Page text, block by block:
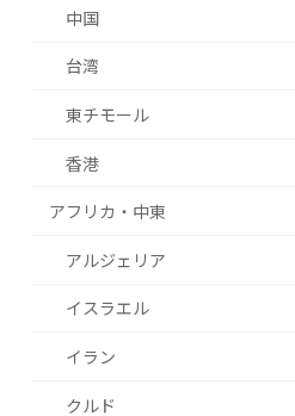
中国
台湾
東チモール
香港
アフリカ・中東
アルジェリア
イスラエル
イラン
クルド